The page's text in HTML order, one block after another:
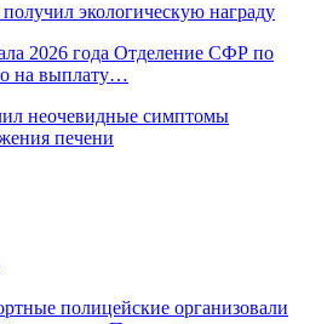
экологическую награду
2026 года Отделение СФР по
на выплату…
неочевидные симптомы
печени
полицейские организовали